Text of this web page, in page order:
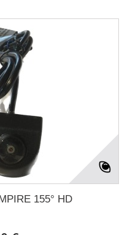
155° HD